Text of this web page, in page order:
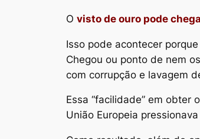
O visto de ouro pode
Isso pode acontecer
Chegou ou ponto de nem
com corrupção e lavagem
Essa “facilidade” em obter
União Europeia